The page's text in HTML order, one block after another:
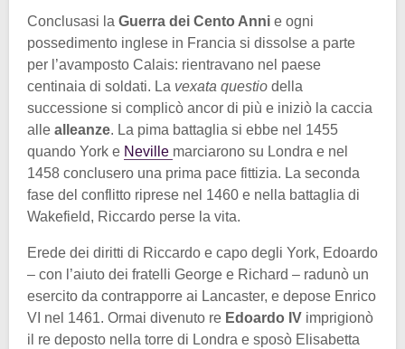
Conclusasi la Guerra dei Cento Anni e ogni
possedimento inglese in Francia si dissolse a parte
per l’avamposto Calais: rientravano nel paese
centinaia di soldati. La vexata questio della
successione si complicò ancor di più e iniziò la caccia
alle alleanze. La pima battaglia si ebbe nel 1455
quando York e Neville marciarono su Londra e nel
1458 conclusero una prima pace fittizia. La seconda
fase del conflitto riprese nel 1460 e nella battaglia di
Wakefield, Riccardo perse la vita.
Erede dei diritti di Riccardo e capo degli York, Edoardo
– con l’aiuto dei fratelli George e Richard – radunò un
esercito da contrapporre ai Lancaster, e depose Enrico
VI nel 1461. Ormai divenuto re Edoardo IV imprigionò
il re deposto nella torre di Londra e sposò Elisabetta